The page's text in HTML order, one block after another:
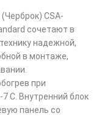
CSA-
сочетают в
надежной,
в монтаже,
при
С. Внутренний блок
панель со